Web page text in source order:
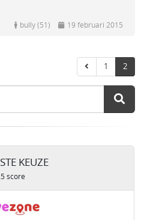
bully (51) 19 februari 2015
1 2
KEUZE
score